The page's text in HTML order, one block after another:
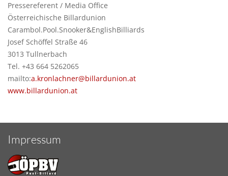
Pressereferent / Media Office
Österreichische Billardunion
Carambol.Pool.Snooker&EnglishBilliards
Josef Schöffel Straße 46
3013 Tullnerbach
Tel. +43 664 5262065
mailto:a.kronlachner@billardunion.at
www.billardunion.at
Impressum